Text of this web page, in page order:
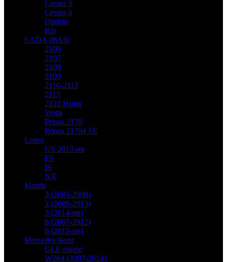
Cerato 3
Cerato 4
Optima
Rio
LADA (ВАЗ)
2106
2107
2108
2109
2110-2112
2115
2121 Нива
Vesta
Priora 2170
Priora 21704 SE
Lexus
GS 2013-нв
ES
IS
NX
Mazda
3 (2003-2008)
3 (2009-2013)
3 (2014-нв)
6 (2007-2012)
6 (2012-нв)
Mercedes Benz
GLE coupe
W204 (2007-2014)